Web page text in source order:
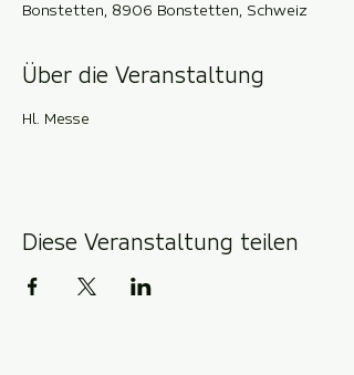
Bonstetten, 8906 Bonstetten, Schweiz
Über die Veranstaltung
Hl. Messe
Diese Veranstaltung teilen